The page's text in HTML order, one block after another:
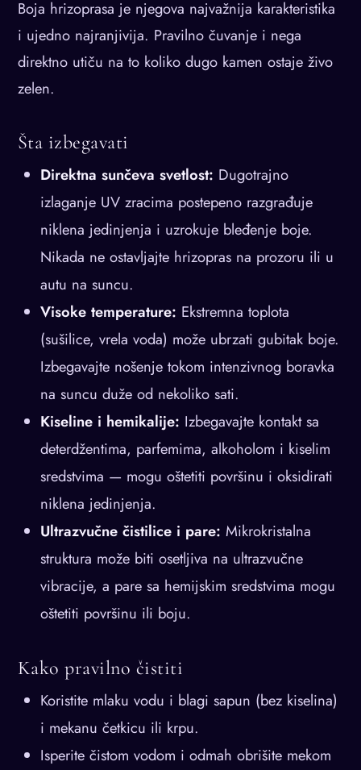
Boja hrizoprasа je njegova najvažnija karakteristika
i ujedno najranjivija. Pravilno čuvanje i nega
direktno utiču na to koliko dugo kamen ostaje živo
zelen.
Šta izbegavati
Direktna sunčeva svetlost: Dugotrajno
izlaganje UV zracima postepeno razgrađuje
niklena jedinjenja i uzrokuje bleđenje boje.
Nikada ne ostavljajte hrizopras na prozoru ili u
autu na suncu.
Visoke temperature: Ekstremna toplota
(sušilice, vrela voda) može ubrzati gubitak boje.
Izbegavajte nošenje tokom intenzivnog boravka
na suncu duže od nekoliko sati.
Kiseline i hemikalije: Izbegavajte kontakt sa
deterdžentima, parfemima, alkoholom i kiselim
sredstvima — mogu oštetiti površinu i oksidirati
niklena jedinjenja.
Ultrazvučne čistilice i pare: Mikrokristalna
struktura može biti osetljiva na ultrazvučne
vibracije, a pare sa hemijskim sredstvima mogu
oštetiti površinu ili boju.
Kako pravilno čistiti
Koristite mlaku vodu i blagi sapun (bez kiselina)
i mekanu četkicu ili krpu.
Isperite čistom vodom i odmah obrišite mekom